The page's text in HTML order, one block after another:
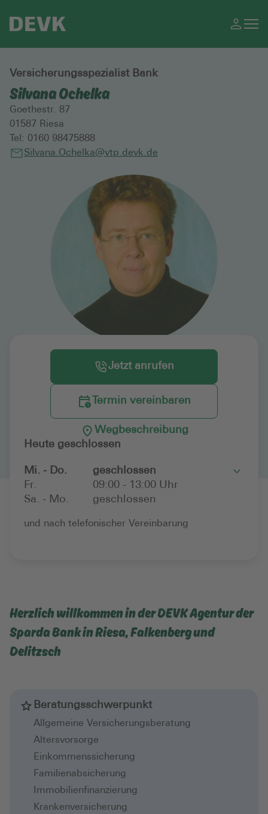
Versicherungsspezialist Bank
Silvana Ochelka
Goethestr. 87
01587 Riesa
Tel: 0160 98475888
Silvana.Ochelka@vtp.devk.de
Jetzt anrufen
Termin vereinbaren
Wegbeschreibung
Heute geschlossen
Mi. - Do.
geschlossen
Fr.
09:00 - 13:00 Uhr
Sa. - Mo.
geschlossen
Toggle
und nach telefonischer Vereinbarung
Herzlich willkommen in der DEVK Agentur der
Sparda Bank in Riesa, Falkenberg und
Delitzsch
Beratungsschwerpunkt
Allgemeine Versicherungsberatung
Altersvorsorge
Einkommenssicherung
Familienabsicherung
Immobilienfinanzierung
Krankenversicherung